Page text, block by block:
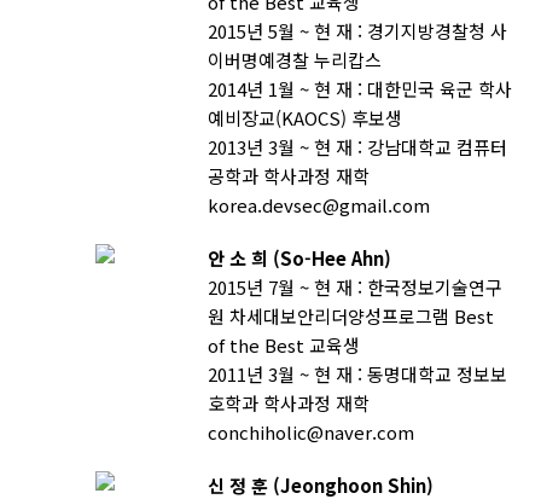
2015년 5월 ~ 현 재 : 경기지방경찰청 사
이버명예경찰 누리캅스
2014년 1월 ~ 현 재 : 대한민국 육군 학사
예비장교(KAOCS) 후보생
2013년 3월 ~ 현 재 : 강남대학교 컴퓨터
공학과 학사과정 재학
korea.devsec@gmail.com
안 소 희 (So-Hee Ahn)
2015년 7월 ~ 현 재 : 한국정보기술연구
원 차세대보안리더양성프로그램 Best
of the Best 교육생
2011년 3월 ~ 현 재 : 동명대학교 정보보
호학과 학사과정 재학
conchiholic@naver.com
신 정 훈 (Jeonghoon Shin)